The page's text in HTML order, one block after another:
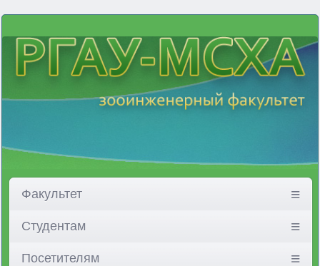
Факультет
Студентам
Посетителям